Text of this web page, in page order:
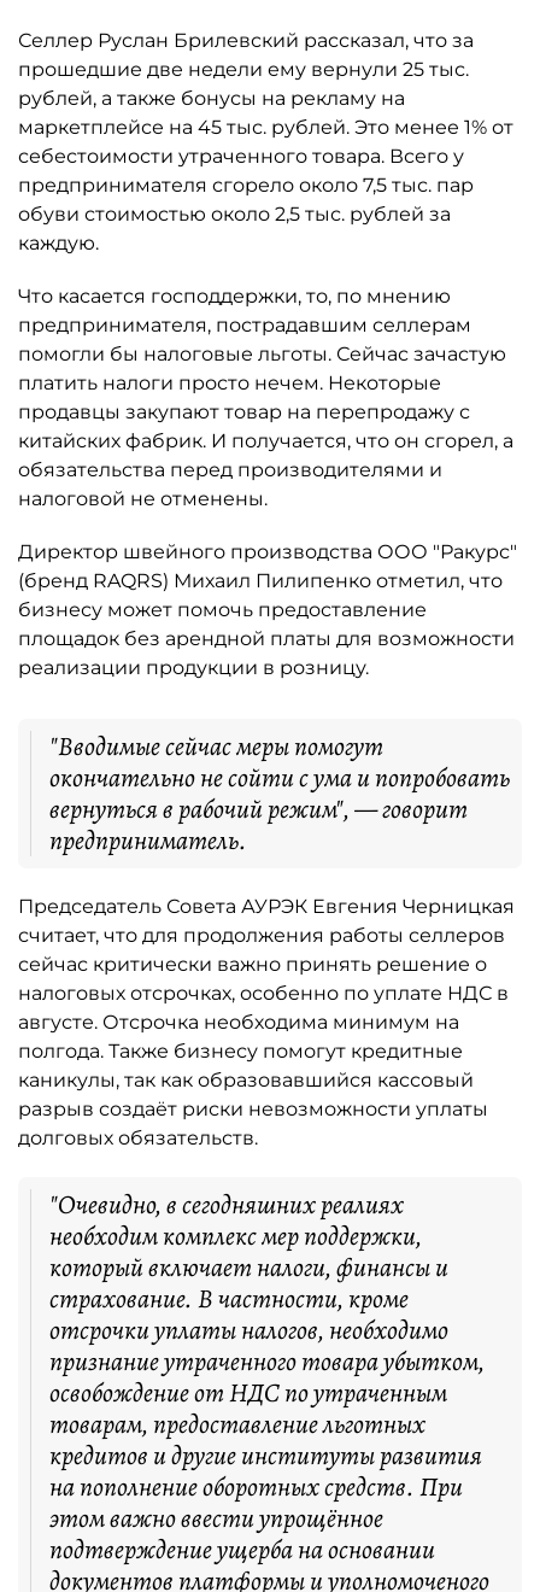
Селлер Руслан Брилевский рассказал, что за
прошедшие две недели ему вернули 25 тыс.
рублей, а также бонусы на рекламу на
маркетплейсе на 45 тыс. рублей. Это менее 1% от
себестоимости утраченного товара. Всего у
предпринимателя сгорело около 7,5 тыс. пар
обуви стоимостью около 2,5 тыс. рублей за
каждую.
Что касается господдержки, то, по мнению
предпринимателя, пострадавшим селлерам
помогли бы налоговые льготы. Сейчас зачастую
платить налоги просто нечем. Некоторые
продавцы закупают товар на перепродажу с
китайских фабрик. И получается, что он сгорел, а
обязательства перед производителями и
налоговой не отменены.
Директор швейного производства ООО "Ракурс"
(бренд RAQRS) Михаил Пилипенко отметил, что
бизнесу может помочь предоставление
площадок без арендной платы для возможности
реализации продукции в розницу.
"Вводимые сейчас меры помогут
окончательно не сойти с ума и попробовать
вернуться в рабочий режим", — говорит
предприниматель.
Председатель Совета АУРЭК Евгения Черницкая
считает, что для продолжения работы селлеров
сейчас критически важно принять решение о
налоговых отсрочках, особенно по уплате НДС в
августе. Отсрочка необходима минимум на
полгода. Также бизнесу помогут кредитные
каникулы, так как образовавшийся кассовый
разрыв создаёт риски невозможности уплаты
долговых обязательств.
"Очевидно, в сегодняшних реалиях
необходим комплекс мер поддержки,
который включает налоги, финансы и
страхование. В частности, кроме
отсрочки уплаты налогов, необходимо
признание утраченного товара убытком,
освобождение от НДС по утраченным
товарам, предоставление льготных
кредитов и другие институты развития
на пополнение оборотных средств. При
этом важно ввести упрощённое
подтверждение ущерба на основании
документов платформы и уполномоченого